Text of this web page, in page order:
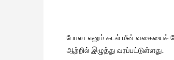
போலா எனும் கடல் மீன் வகையைச்
ஆற்றில் இழுத்து வரப்பட்டுள்ளது.